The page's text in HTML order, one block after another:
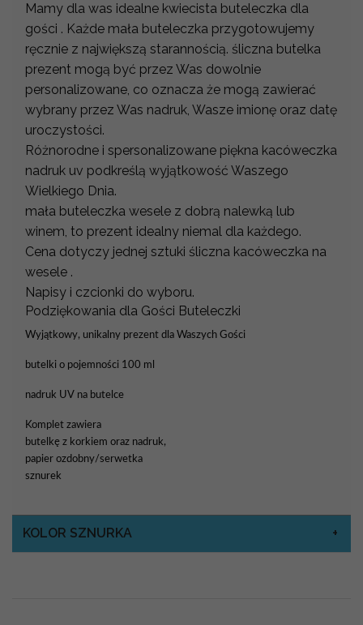
Mamy dla was idealne kwiecista buteleczka dla
gości . Każde mała buteleczka przygotowujemy
ręcznie z największą starannością. śliczna butelka
prezent mogą być przez Was dowolnie
personalizowane, co oznacza że mogą zawierać
wybrany przez Was nadruk, Wasze imionę oraz datę
uroczystości.
Różnorodne i spersonalizowane piękna kacóweczka
nadruk uv podkreślą wyjątkowość Waszego
Wielkiego Dnia.
mała buteleczka wesele z dobrą nalewką lub
winem, to prezent idealny niemal dla każdego.
Cena dotyczy jednej sztuki śliczna kacóweczka na
wesele .
Napisy i czcionki do wyboru.
Podziękowania dla Gości Buteleczki
Wyjątkowy, unikalny prezent dla Waszych Gości
butelki o pojemności 100 ml
nadruk UV na butelce
Komplet zawiera
butelkę z korkiem oraz nadruk,
papier ozdobny/serwetka
sznurek
KOLOR SZNURKA